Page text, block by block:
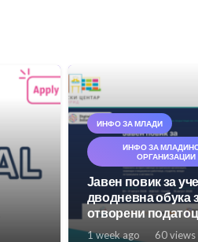
ИНФО ЗА МЛАДИ
ИНФО ЗА
ОРГАНИЗАЦИИ
Јавен повик за
дводневна обука
отворени
1 week ago 60views